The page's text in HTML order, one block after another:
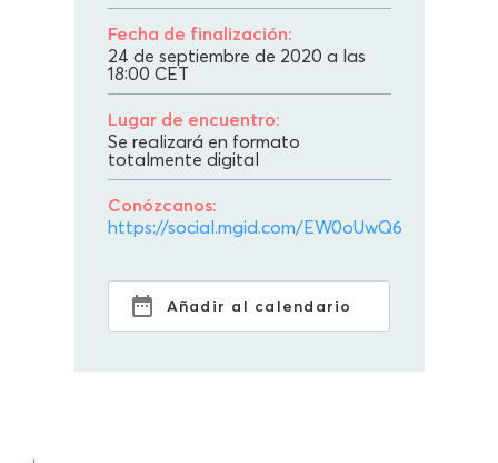
Fecha de finalización:
24 de septiembre de 2020 a las
18:00 CET
Lugar de encuentro:
Se realizará en formato
totalmente digital
Conózcanos:
https://social.mgid.com/EW0oUwQ6
Añadir al calendario